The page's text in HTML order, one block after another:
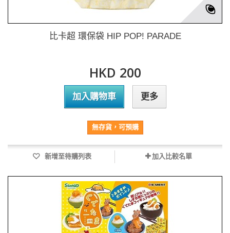
比卡超 環保袋 HIP POP! PARADE
HKD 200
加入購物車 更多
無存貨，可預購
新增至待購列表 加入比較名單